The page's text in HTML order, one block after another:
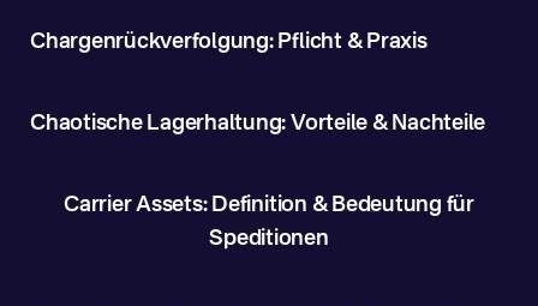
Chargenrückverfolgung: Pflicht & Praxis
Chaotische Lagerhaltung: Vorteile & Nachteile
Carrier Assets: Definition & Bedeutung für
Speditionen